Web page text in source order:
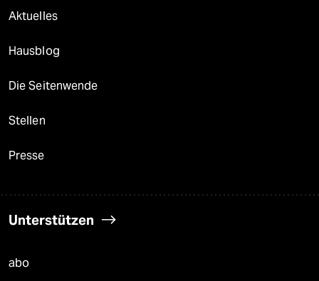
Aktuelles
Hausblog
Die Seitenwende
Stellen
Presse
Unterstützen
abo